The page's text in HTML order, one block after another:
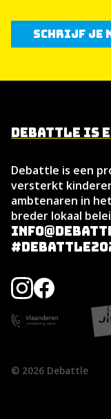
Schrijf je
Debattle is
Debattle is een
versterkt
ambtenaren in
breder lokaal
© 2026 Debattle